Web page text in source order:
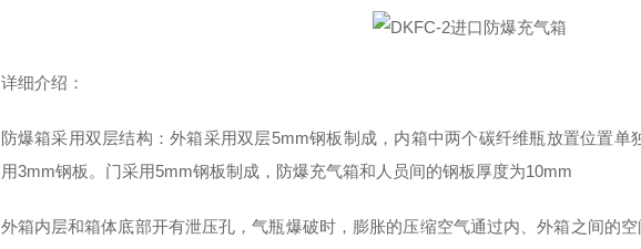
详细介绍：
防爆箱采用双层结构：外箱采用双层5mm钢板制成，内箱中两个碳纤维瓶放置位置
用3mm钢板。门采用5mm钢板制成，防爆充气箱和人员间的钢板厚度为10mm
外箱内层和箱体底部开有泄压孔，气瓶爆破时，膨胀的压缩空气通过内、外箱之间的